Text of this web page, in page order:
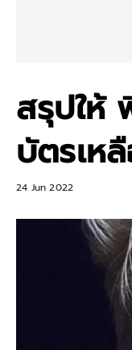
สรุปให้
บัตรเห
24 Jun 2022